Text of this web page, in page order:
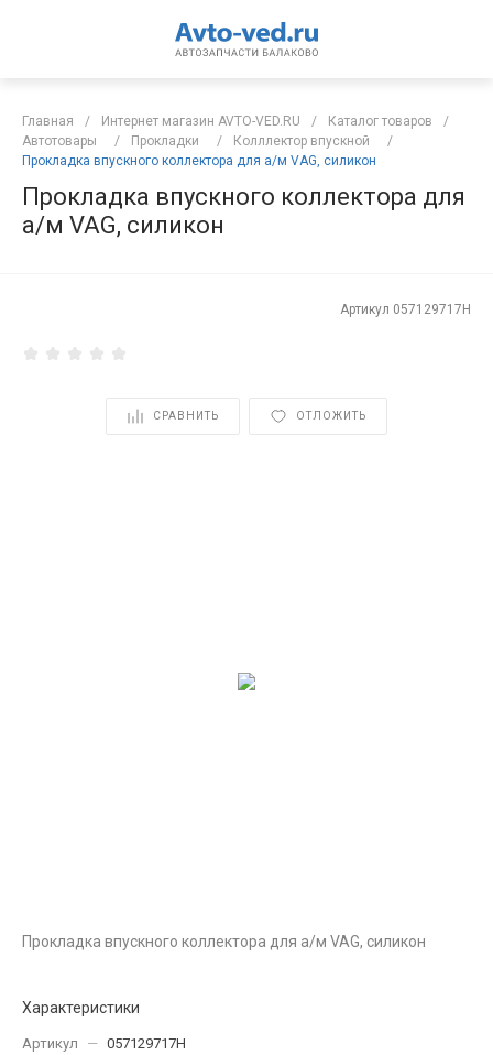
Главная / Интернет магазин AVTO-VED.RU / Каталог товаров
/
Автотовары
/ Прокладки / Колллектор впускной
/
Прокладка впускного коллектора для а/м VAG, силикон
Прокладка впускного коллектора для
а/м VAG, силикон
Артикул 057129717H
СРАВНИТЬ ОТЛОЖИТЬ
Прокладка впускного коллектора для а/м VAG, силикон
Характеристики
Артикул — 057129717H